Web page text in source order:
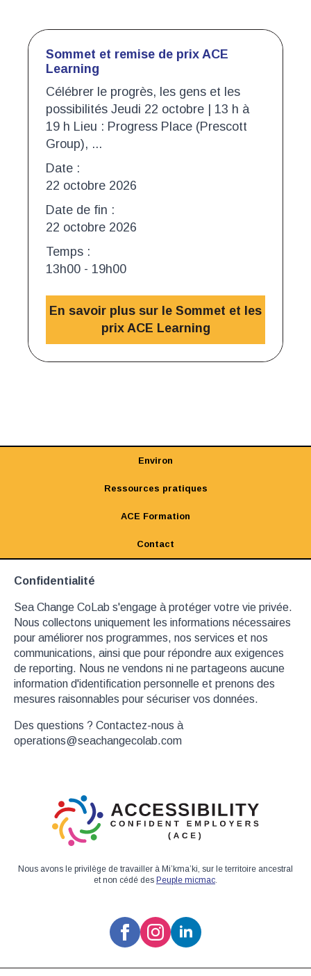
Sommet et remise de prix ACE
Learning
Célébrer le progrès, les gens et les
possibilités Jeudi 22 octobre | 13 h à
19 h Lieu : Progress Place (Prescott
Group), ...
Date :
22 octobre 2026
Date de fin :
22 octobre 2026
Temps :
13h00 - 19h00
En savoir plus sur le Sommet et les
prix ACE Learning
Environ
Ressources pratiques
ACE Formation
Contact
Confidentialité
Sea Change CoLab s'engage à protéger votre vie privée.
Nous collectons uniquement les informations nécessaires
pour améliorer nos programmes, nos services et nos
communications, ainsi que pour répondre aux exigences
de reporting. Nous ne vendons ni ne partageons aucune
information d'identification personnelle et prenons des
mesures raisonnables pour sécuriser vos données.
Des questions ? Contactez-nous à
operations@seachangecolab.com
Nous avons le privilège de travailler à Mi’kma’ki, sur le territoire ancestral
et non cédé des Peuple micmac.